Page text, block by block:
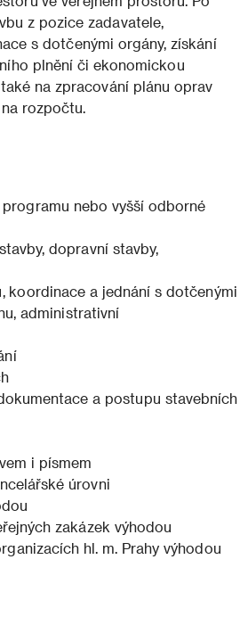
z pozice zadavatele,
s dotčenými orgány, získání
plnění či ekonomickou
na zpracování plánu oprav
rozpočtu.
nebo vyšší odborné
dopravní stavby,
koordinace a jednání s dotčenými
administrativní
a postupu stavebních
i písmem
úrovni
zakázek výhodou
hl. m. Prahy výhodou